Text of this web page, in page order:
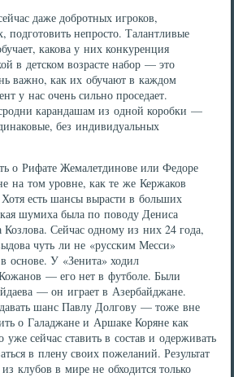
даже добротных игроков,
подготовить непросто. Талантливые
какова у них конкуренция
в детском возрасте набор — это
важно, как их обучают в каждом
у нас очень сильно проседает.
карандашам из одной коробки —
без индивидуальных
о Рифате Жемалетдинове или Федоре
на том уровне, как те же Кержаков
есть шансы вырасти в больших
шумиха была по поводу Дениса
Сейчас одному из них 24 года,
чуть ли не «русским Месси»
основе. У «Зенита» ходил
— его нет в футболе. Были
— он играет в Азербайджане.
шанс Павлу Долгову — тоже вне
о Галаджане и Аршаке Коряне как
сейчас ставить в состав и одерживать
в плену своих пожеланий. Результат
клубов в мире не обходится только